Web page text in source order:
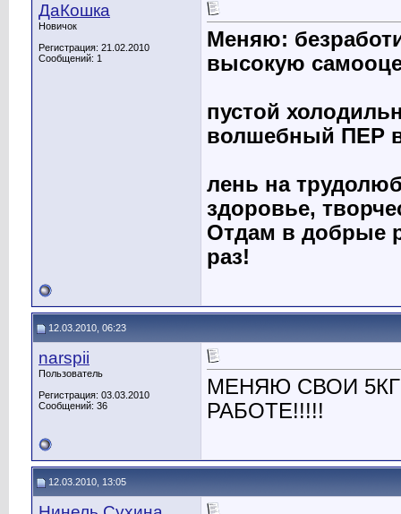
ДаКошка
Новичок
Регистрация: 21.02.2010
Сообщений: 1
Меняю:
высокую
пустой
волшебный ПЕР
лень на
здоровье,
Отдам в добрые
раз!
12.03.2010, 06:23
narspii
Пользователь
Регистрация: 03.03.2010
Сообщений: 36
МЕНЯЮ СВОИ
РАБОТЕ!!!!!
12.03.2010, 13:05